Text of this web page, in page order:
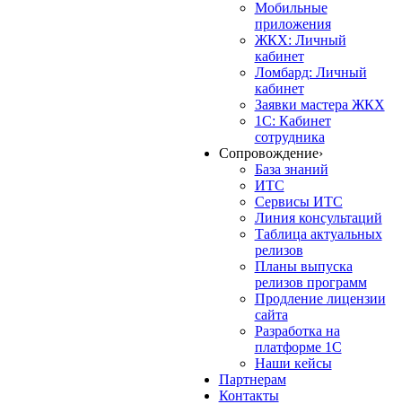
Мобильные
приложения
ЖКХ: Личный
кабинет
Ломбард: Личный
кабинет
Заявки мастера ЖКХ
1С: Кабинет
сотрудника
Сопровождение›
База знаний
ИТС
Сервисы ИТС
Линия консультаций
Таблица актуальных
релизов
Планы выпуска
релизов программ
Продление лицензии
сайта
Разработка на
платформе 1С
Наши кейсы
Партнерам
Контакты